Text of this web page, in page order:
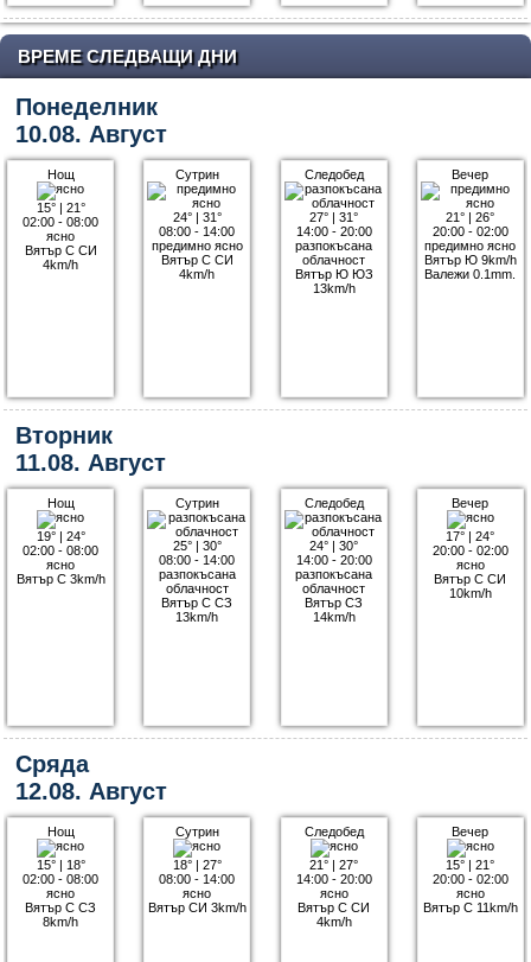
ВРЕМЕ СЛЕДВАЩИ ДНИ
Понеделник
10.08. Август
Нощ
15°| 21°
02:00 - 08:00
ясно
Вятър С СИ
4km/h
Сутрин
24°| 31°
08:00 - 14:00
предимно ясно
Вятър С СИ
4km/h
Следобед
27° |31°
14:00 - 20:00
разпокъсана
облачност
Вятър Ю ЮЗ
13km/h
Вечер
21° |26°
20:00 - 02:00
предимно ясно
Вятър Ю 9km/h
Валежи 0.1mm.
Вторник
11.08. Август
Нощ
19°| 24°
02:00 - 08:00
ясно
Вятър С 3km/h
Сутрин
25°| 30°
08:00 - 14:00
разпокъсана
облачност
Вятър С СЗ
13km/h
Следобед
24° |30°
14:00 - 20:00
разпокъсана
облачност
Вятър СЗ
14km/h
Вечер
17° |24°
20:00 - 02:00
ясно
Вятър С СИ
10km/h
Сряда
12.08. Август
Нощ
15°| 18°
02:00 - 08:00
ясно
Вятър С СЗ
8km/h
Сутрин
18°| 27°
08:00 - 14:00
ясно
Вятър СИ 3km/h
Следобед
21° |27°
14:00 - 20:00
ясно
Вятър С СИ
4km/h
Вечер
15° |21°
20:00 - 02:00
ясно
Вятър С 11km/h